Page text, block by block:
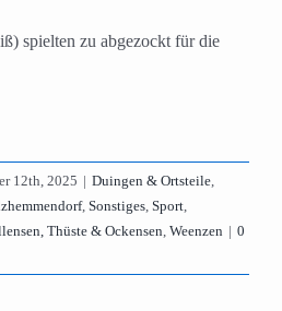
spielten zu abgezockt für die
12th, 2025 | Duingen & Ortsteile,
, Sonstiges, Sport,
Thüste & Ockensen, Weenzen | 0